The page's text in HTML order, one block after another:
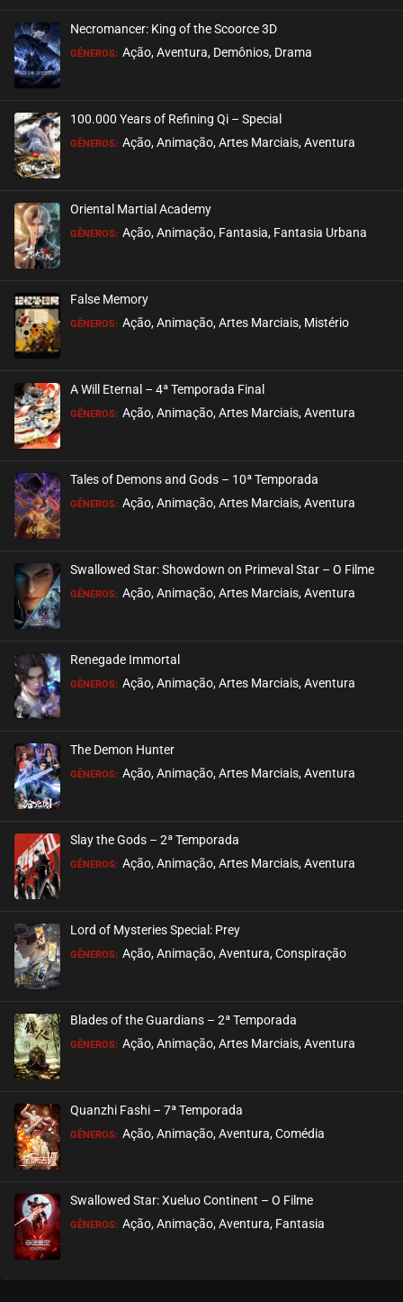
Necromancer: King of the Scoorce 3D
GÊNEROS: Ação, Aventura, Demônios, Drama
100.000 Years of Refining Qi – Special
GÊNEROS: Ação, Animação, Artes Marciais, Aventura
Oriental Martial Academy
GÊNEROS: Ação, Animação, Fantasia, Fantasia Urbana
False Memory
GÊNEROS: Ação, Animação, Artes Marciais, Mistério
A Will Eternal – 4ª Temporada Final
GÊNEROS: Ação, Animação, Artes Marciais, Aventura
Tales of Demons and Gods – 10ª Temporada
GÊNEROS: Ação, Animação, Artes Marciais, Aventura
Swallowed Star: Showdown on Primeval Star – O Filme
GÊNEROS: Ação, Animação, Artes Marciais, Aventura
Renegade Immortal
GÊNEROS: Ação, Animação, Artes Marciais, Aventura
The Demon Hunter
GÊNEROS: Ação, Animação, Artes Marciais, Aventura
Slay the Gods – 2ª Temporada
GÊNEROS: Ação, Animação, Artes Marciais, Aventura
Lord of Mysteries Special: Prey
GÊNEROS: Ação, Animação, Aventura, Conspiração
Blades of the Guardians – 2ª Temporada
GÊNEROS: Ação, Animação, Artes Marciais, Aventura
Quanzhi Fashi – 7ª Temporada
GÊNEROS: Ação, Animação, Aventura, Comédia
Swallowed Star: Xueluo Continent – O Filme
GÊNEROS: Ação, Animação, Aventura, Fantasia